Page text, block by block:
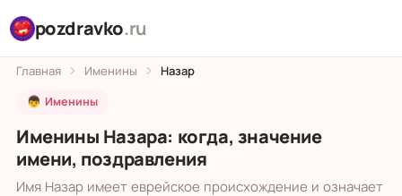
pozdravko.ru
Главная Именины Назар
👦 Именины
Именины Назара: когда, значение
имени, поздравления
Имя Назар имеет еврейское происхождение и означает